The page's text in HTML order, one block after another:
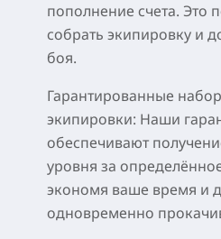
пополнение счета. Это
собрать экипировку и
боя.
Гарантированные
экипировки: Наши
обеспечивают
уровня за
экономя ваше время и
одновременно